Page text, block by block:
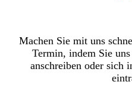
Machen Sie mit uns
Termin, indem Sie uns
anschreiben oder sich